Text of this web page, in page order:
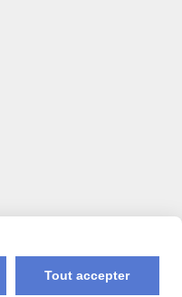
Tout accepter